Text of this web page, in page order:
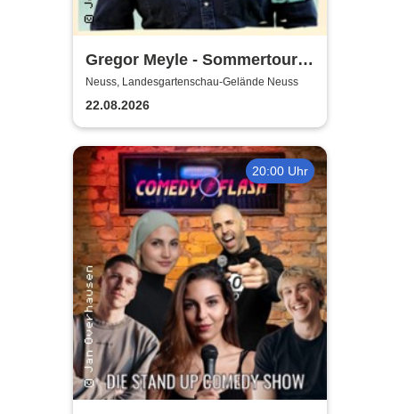
Gregor Meyle - Sommertour
2026
Neuss, Landesgartenschau-Gelände Neuss
22.08.2026
20:00 Uhr